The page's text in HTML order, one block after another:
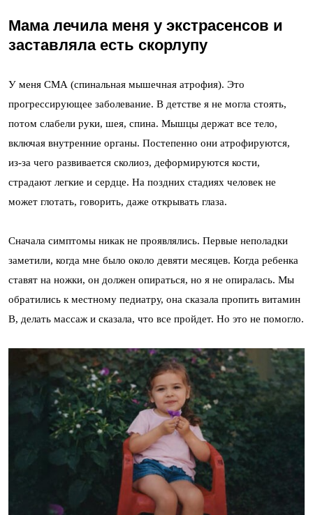
Мама лечила меня у экстрасенсов и
заставляла есть скорлупу
У меня СМА (спинальная мышечная атрофия). Это
прогрессирующее заболевание. В детстве я не могла стоять,
потом слабели руки, шея, спина. Мышцы держат все тело,
включая внутренние органы. Постепенно они атрофируются,
из-за чего развивается сколиоз, деформируются кости,
страдают легкие и сердце. На поздних стадиях человек не
может глотать, говорить, даже открывать глаза.
Сначала симптомы никак не проявлялись. Первые неполадки
заметили, когда мне было около девяти месяцев. Когда ребенка
ставят на ножки, он должен опираться, но я не опиралась. Мы
обратились к местному педиатру, она сказала пропить витамин
В, делать массаж и сказала, что все пройдет. Но это не помогло.